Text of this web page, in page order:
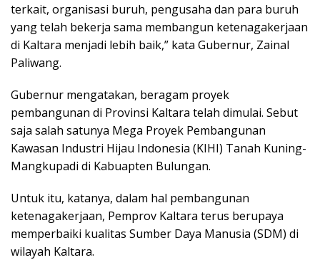
terkait, organisasi buruh, pengusaha dan para buruh
yang telah bekerja sama membangun ketenagakerjaan
di Kaltara menjadi lebih baik,” kata Gubernur, Zainal
Paliwang.
Gubernur mengatakan, beragam proyek
pembangunan di Provinsi Kaltara telah dimulai. Sebut
saja salah satunya Mega Proyek Pembangunan
Kawasan Industri Hijau Indonesia (KIHI) Tanah Kuning-
Mangkupadi di Kabuapten Bulungan.
Untuk itu, katanya, dalam hal pembangunan
ketenagakerjaan, Pemprov Kaltara terus berupaya
memperbaiki kualitas Sumber Daya Manusia (SDM) di
wilayah Kaltara.